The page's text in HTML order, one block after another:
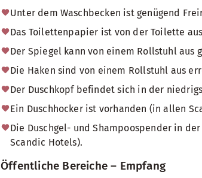
Unter dem Waschbecken ist genügend
Das Toilettenpapier ist von der Toilette
Der Spiegel kann von einem Rollstuhl aus
Die Haken sind von einem Rollstuhl aus
Der Duschkopf befindet sich in der
Ein Duschhocker ist vorhanden (in allen
Die Duschgel- und Shampoospender in
Scandic Hotels).
Öffentliche Bereiche – Empfang